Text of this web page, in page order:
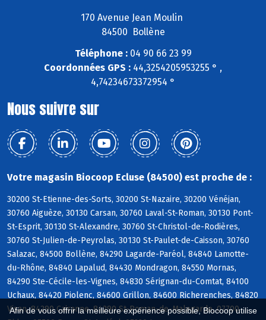
Afin de vous offrir la meilleure expérience possible, Biocoop utilise
170 Avenue Jean Moulin
84500 Bollène
Téléphone :04 90 66 23 99
Coordonnées GPS : 44,3254205953255 ° ,
4,74234673372954 °
Nous suivre sur
Votre magasin Biocoop Ecluse (84500) est proche de :
30200 St-Etienne-des-Sorts, 30200 St-Nazaire, 30200 Vénéjan,
30760 Aiguèze, 30130 Carsan, 30760 Laval-St-Roman, 30130 Pont-
St-Esprit, 30130 St-Alexandre, 30760 St-Christol-de-Rodières,
30760 St-Julien-de-Peyrolas, 30130 St-Paulet-de-Caisson, 30760
Salazac, 84500 Bollène, 84290 Lagarde-Paréol, 84840 Lamotte-
du-Rhône, 84840 Lapalud, 84430 Mondragon, 84550 Mornas,
84290 Ste-Cécile-les-Vignes, 84830 Sérignan-du-Comtat, 84100
Uchaux, 84420 Piolenc, 84600 Grillon, 84600 Richerenches, 84820
Visan, 84290 Cairanne, 84290 St-Roman-de-Malegarde, 07700